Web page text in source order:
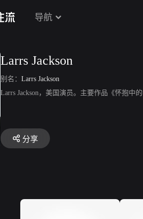
导航
Larrs Jackson
别名： Larrs Jackson
Larrs Jackson，美国演员。主要作品《怀抱中
分享